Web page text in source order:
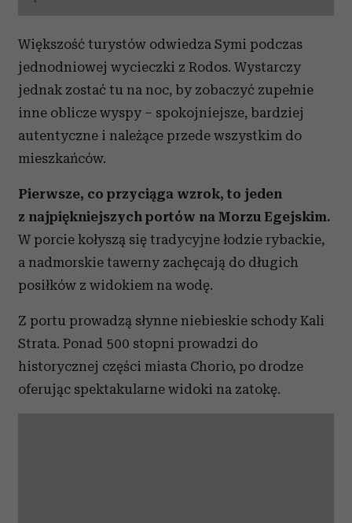
Większość turystów odwiedza Symi podczas
jednodniowej wycieczki z Rodos. Wystarczy
jednak zostać tu na noc, by zobaczyć zupełnie
inne oblicze wyspy – spokojniejsze, bardziej
autentyczne i należące przede wszystkim do
mieszkańców.
Pierwsze, co przyciąga wzrok, to jeden
z najpiękniejszych portów na Morzu Egejskim.
W porcie kołyszą się tradycyjne łodzie rybackie,
a nadmorskie tawerny zachęcają do długich
posiłków z widokiem na wodę.
Z portu prowadzą słynne niebieskie schody Kali
Strata. Ponad 500 stopni prowadzi do
historycznej części miasta Chorio, po drodze
oferując spektakularne widoki na zatokę.